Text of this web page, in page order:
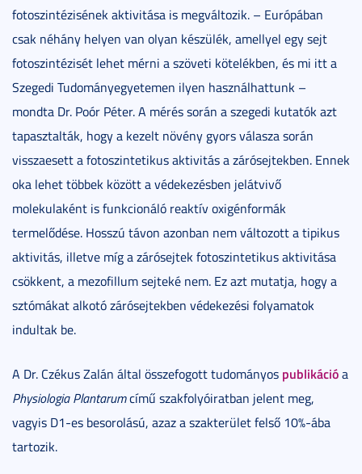
fotoszintézisének aktivitása is megváltozik. – Európában
csak néhány helyen van olyan készülék, amellyel egy sejt
fotoszintézisét lehet mérni a szöveti kötelékben, és mi itt a
Szegedi Tudományegyetemen ilyen használhattunk –
mondta Dr. Poór Péter. A mérés során a szegedi kutatók azt
tapasztalták, hogy a kezelt növény gyors válasza során
visszaesett a fotoszintetikus aktivitás a zárósejtekben. Ennek
oka lehet többek között a védekezésben jelátvivő
molekulaként is funkcionáló reaktív oxigénformák
termelődése. Hosszú távon azonban nem változott a tipikus
aktivitás, illetve míg a zárósejtek fotoszintetikus aktivitása
csökkent, a mezofillum sejteké nem. Ez azt mutatja, hogy a
sztómákat alkotó zárósejtekben védekezési folyamatok
indultak be.
A Dr. Czékus Zalán által összefogott tudományos publikációa
Physiologia Plantarumcímű szakfolyóiratban jelent meg,
vagyis D1-es besorolású, azaz a szakterület felső 10%-ába
tartozik.